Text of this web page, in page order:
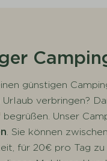
günstigen
verbringen?
begrüßen. Unser
. Sie können
für 20€ pro Tag